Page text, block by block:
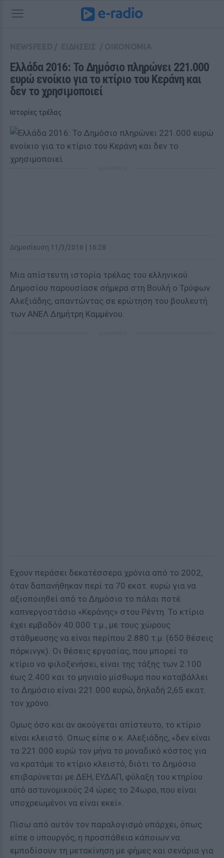
Ελλάδα 2016: Το Δημόσιο πληρώνει 221.000
ευρώ ενοίκιο για το κτίριο του Κεράνη και
δεν το χρησιμοποιεί
Ιστορίες τρέλας
Δημοσίευση 11/3/2016 | 16:28
Μια απίστευτη ιστορία τρέλας του ελληνικού
Δημοσίου παρουσίασε σήμερα στη Βουλή ο Τρύφων
Αλεξιάδης, απαντώντας σε ερώτηση του βουλευτή
των ΑΝΕΛ Δημήτρη Καμμένου.
Εχουν περάσει δεκατέσσερα χρόνια από το 2002,
όταν δαπανήθηκαν περί τα 70 εκατ. ευρώ για να
αξιοποιηθεί από το Δημόσιο το πάλαι ποτέ
καπνεργοστάσιο «Κεράνης» στου Ρέντη. Το κτίριο
έχει εμβαδόν 40.000 τ.μ., με τους χώρους
στάθμευσης να είναι περίπου 2.880 τ.μ. (650 θέσεις
πάρκινγκ). Οι θέσεις εργασίας, που μπορεί το
κτίριο να φιλοξενήσει, είναι της τάξης των 2.100
έως 2.400 και το μηνιαίο μίσθωμα που καταβάλλει
το Δημόσιο είναι 221.000 ευρώ, δηλαδή 2,65 εκατ.
τον χρόνο.
Ομως όσο και αν ακούγεται απίστευτο, το κτίριο
είναι κλειστό. Οπως είπε ο κ. Αλεξιάδης, «δεν είναι
τα 221.000 ευρώ τον μήνα το μοναδικό κόστος για
να κρατάμε το κτίριο κλειστό, διότι το Δημόσιο
επιβαρύνεται με ΔΕΗ, ΕΥΔΑΠ, φύλαξη του κτηρίου
από αστυνομικούς 24 ώρες το 24ωρο, που είναι
υποχρεωμένοι να είναι εκεί».
Πίσω από αυτόν τον παραλογισμό υπάρχει, όπως
είπε ο υπουργός, η προσπάθεια κάποιων να
εμποδίσουν τη μετακίνηση με φήμες και σενάρια για